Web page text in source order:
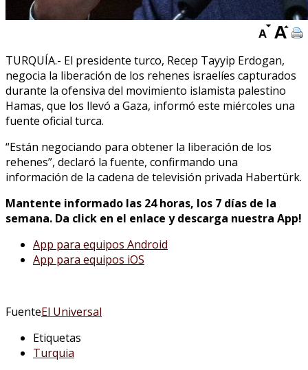
TURQUÍA.- El presidente turco, Recep Tayyip Erdogan,
negocia la liberación de los rehenes israelíes capturados
durante la ofensiva del movimiento islamista palestino
Hamas, que los llevó a Gaza, informó este miércoles una
fuente oficial turca.
“Están negociando para obtener la liberación de los
rehenes”, declaró la fuente, confirmando una
información de la cadena de televisión privada Habertürk.
Mantente informado las 24 horas, los 7 días de la
semana. Da click en el enlace y descarga nuestra App!
App para equipos Android
App para equipos iOS
FuenteEl Universal
Etiquetas
Turquia